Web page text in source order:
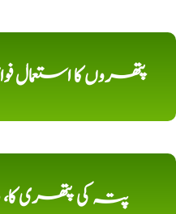
پتھروں کا
پتہ کی پتھری